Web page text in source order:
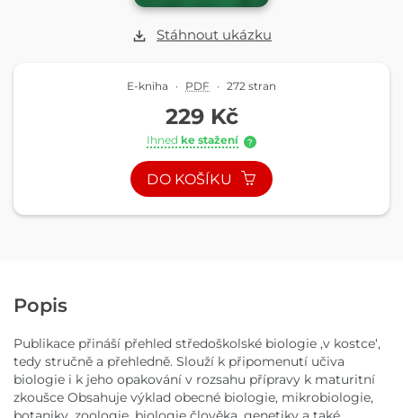
Stáhnout ukázku
E-kniha · PDF · 272 stran
229 Kč
Ihned ke stažení ?
DO KOŠÍKU
Popis
Publikace přináší přehled středoškolské biologie ,v kostce‘,
tedy stručně a přehledně. Slouží k připomenutí učiva
biologie i k jeho opakování v rozsahu přípravy k maturitní
zkoušce Obsahuje výklad obecné biologie, mikrobiologie,